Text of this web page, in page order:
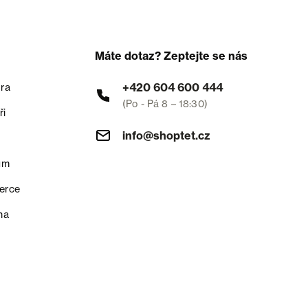
Máte dotaz? Zeptejte se nás
+420 604 600 444
(Po - Pá 8 – 18:30)
info@shoptet.cz